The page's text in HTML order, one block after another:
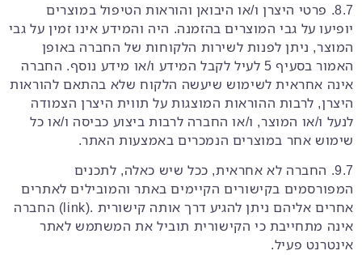
8.7. פרטי היצרן ו/או היבואן והוראות הטיפול במוצרים
יופיעו על גבי המוצרים בהזמנה. היה והמידע אינו זמין על גבי
המוצר, ניתן לפנות לשירות הלקוחות של החברה באופן
האמור בסעיף ‎5 לעיל לקבל המידע ו/או מידע נוסף. החברה
אינה אחראית לשימוש שיעשה הלקוח שלא בהתאם להוראות
היצרן, לרבות ההוראות המוצגות על תווית היצרן הצמודה
לנעל ו/או המוצר, ו/או החברה לרבות ביצוע כביסה ו/או כל
שימוש אחר במוצרים הנמכרים באמצעות האתר.
9.7. החברה לא אחראית, ככל שיש כאלה, לתכנים
המפורסמים בקישורים הקיימים באתר והמובילים לאתרים
אחרים אליהם ניתן להגיע דרך אותה קישורית .(link) החברה
אינה מתחייבת כי הקישורית תוביל את המשתמש לאתר
אינטרנט פעיל.